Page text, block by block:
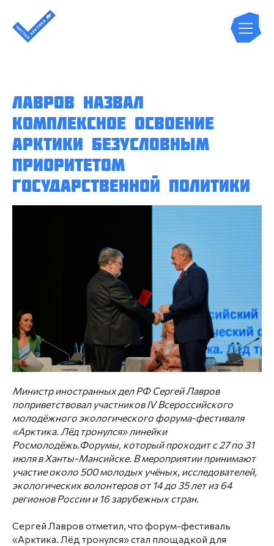
Лавров назвал
комплексное освоение
Арктики безусловным
приоритетом
государственной политики
Министр иностранных дел РФ Сергей Лавров
поприветствовал участников IV Всероссийского
молодёжного экологического форума-фестиваля
«Арктика. Лёд тронулся» линейки
Росмолодёжь.Форумы, который проходит с 27 по 31
июля в Ханты-Мансийске. В мероприятии принимают
участие около 500 молодых учёных, исследователей,
экологических волонтеров от 14 до 35 лет из 64
регионов России и 16 зарубежных стран.
Сергей Лавров отметил, что форум-фестиваль
«Арктика. Лёд тронулся» стал площадкой для